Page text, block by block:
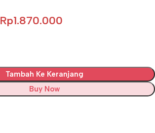
Rp1.870.000
Tambah Ke Keranjang
Buy Now